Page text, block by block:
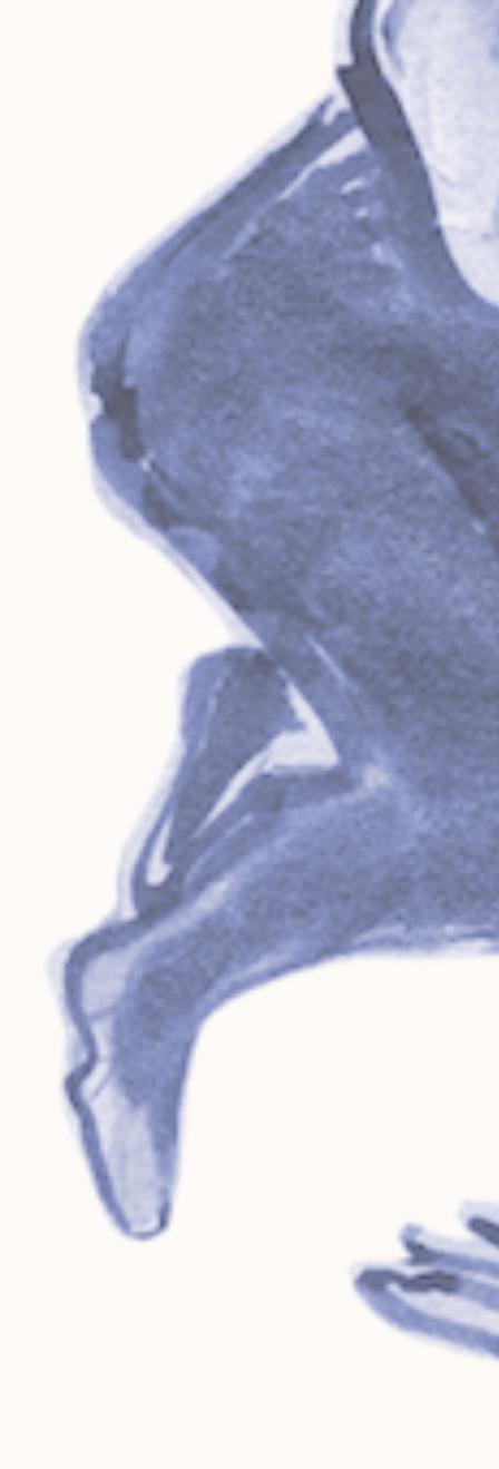
Bienvenue sur le site de l'association
CESAME
ÉcoPhil
28ème année !
Le sens en effervescence
Dans le sillage de la belle dynamique qui
s’est créée la saison dernière, notre énergie
et notre désir restent en ébullition pour
continuer à tracer de nouveaux chemins
pétillants de sens et éveillant nos
consciences… La vie de l’association se
poursuit avec un élan nourri par les activités
essentielles qui sont au cœur de notre
engagement artistique et citoyen. De
nouvelles occasions, dans la rencontre
humaine, de croiser les savoirs et les
pratiques et de danser la vie… le corps en
fête, l’esprit en mouvement !
Télécharger le programme :
Programme 2025-26
Ilaria & Stefan